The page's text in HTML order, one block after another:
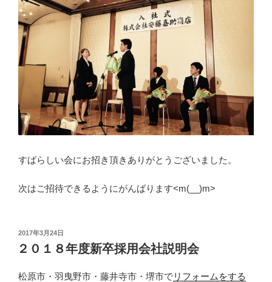
すばらしい会にお招き頂きありがとうございました。
次はご招待できるようにがんばります<m(__)m>
投
稿
日:
2017年3月24日
２０１８年度新卒採用会社説明会
松原市・羽曳野市・藤井寺市・堺市でリフォームをする